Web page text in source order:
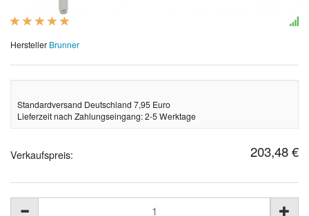
Hersteller Brunner
Standardversand Deutschland 7,95 Euro
Lieferzeit nach Zahlungseingang: 2-5 Werktage
Verkaufspreis: 203,48 €